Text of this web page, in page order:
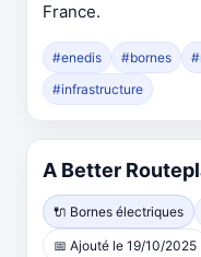
France.
#enedis #bornes
#infrastructure
A Better
🔌 Bornes électriques
📅 Ajouté le 19/10/2025